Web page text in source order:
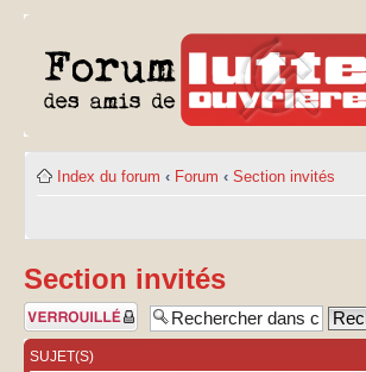
Index du forum ‹ Forum ‹ Section invités
Section invités
Forum verrouillé
SUJET(S)